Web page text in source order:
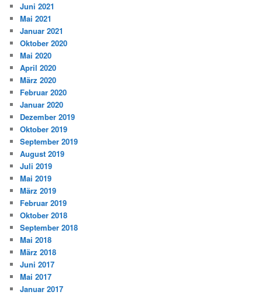
Juni 2021
Mai 2021
Januar 2021
Oktober 2020
Mai 2020
April 2020
März 2020
Februar 2020
Januar 2020
Dezember 2019
Oktober 2019
September 2019
August 2019
Juli 2019
Mai 2019
März 2019
Februar 2019
Oktober 2018
September 2018
Mai 2018
März 2018
Juni 2017
Mai 2017
Januar 2017